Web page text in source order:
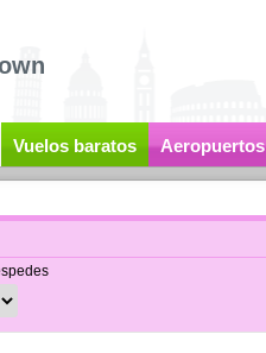
Vuelos baratos Aeropuertos